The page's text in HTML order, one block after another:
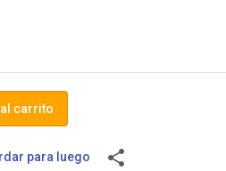
carrito
para luego share